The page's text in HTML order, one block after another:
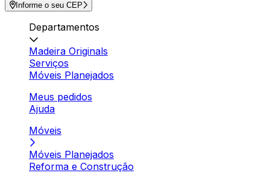
Informe o seu CEP
Departamentos
Madeira Originals
Serviços
Móveis Planejados
Meus pedidos
Ajuda
Móveis
Móveis Planejados
Reforma e Construção